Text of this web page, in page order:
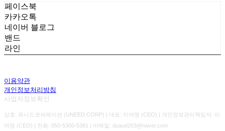
페이스북
카카오톡
네이버 블로그
밴드
라인
이용약관
개인정보처리방침
사업자정보확인
상호: 유니드코퍼레이션 (UNEED.CORP) | 대표: 이여명 (CEO) | 개인정보관리책임자: 이
여명 (CEO) | 전화: 050-5300-5381 | 이메일: duaud203@naver.com